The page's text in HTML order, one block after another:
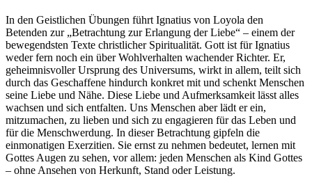
In den Geistlichen Übungen führt Ignatius von Loyola den
Betenden zur „Betrachtung zur Erlangung der Liebe“ – einem der
bewegendsten Texte christlicher Spiritualität. Gott ist für Ignatius
weder fern noch ein über Wohlverhalten wachender Richter. Er,
geheimnisvoller Ursprung des Universums, wirkt in allem, teilt sich
durch das Geschaffene hindurch konkret mit und schenkt Menschen
seine Liebe und Nähe. Diese Liebe und Aufmerksamkeit lässt alles
wachsen und sich entfalten. Uns Menschen aber lädt er ein,
mitzumachen, zu lieben und sich zu engagieren für das Leben und
für die Menschwerdung. In dieser Betrachtung gipfeln die
einmonatigen Exerzitien. Sie ernst zu nehmen bedeutet, lernen mit
Gottes Augen zu sehen, vor allem: jeden Menschen als Kind Gottes
– ohne Ansehen von Herkunft, Stand oder Leistung.